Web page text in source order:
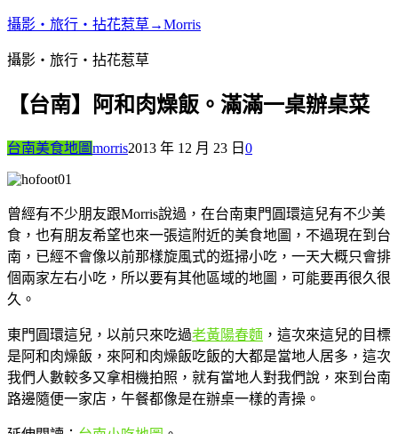
攝影‧旅行‧拈花惹草→Morris
攝影‧旅行‧拈花惹草
【台南】阿和肉燥飯。滿滿一桌辦桌菜
台南美食地圖morris2013 年 12 月 23 日 0
曾經有不少朋友跟Morris說過，在台南東門圓環這兒有不少美
食，也有朋友希望也來一張這附近的美食地圖，不過現在到台
南，已經不會像以前那樣旋風式的逛掃小吃，一天大概只會排
個兩家左右小吃，所以要有其他區域的地圖，可能要再很久很
久。
東門圓環這兒，以前只來吃過老黃陽春麵 ，這次來這兒的目標
是阿和肉燥飯，來阿和肉燥飯吃飯的大都是當地人居多，這次
我們人數較多又拿相機拍照，就有當地人對我們說，來到台南
路邊隨便一家店，午餐都像是在辦桌一樣的青操。